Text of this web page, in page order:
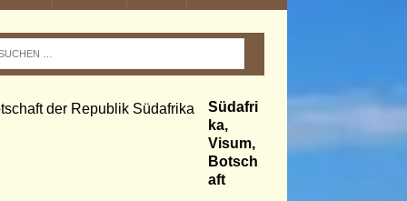
Südafri
ka,
Visum,
Botsch
aft